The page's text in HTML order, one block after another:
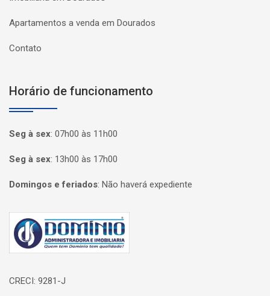
Apartamentos a venda em Dourados
Contato
Horário de funcionamento
Seg à sex: 07h00 às 11h00
Seg à sex: 13h00 às 17h00
Domingos e feriados: Não haverá expediente
Página inicial
CRECI: 9281-J